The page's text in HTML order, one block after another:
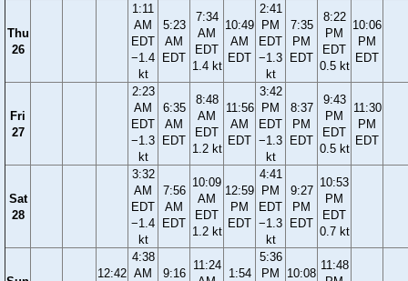
Thu
26
1:11
AM
EDT
−1.4
kt
5:23
AM
EDT
7:34
AM
EDT
1.4 kt
10:49
AM
EDT
2:41
PM
EDT
−1.3
kt
7:35
PM
EDT
8:22
PM
EDT
0.5 kt
10:06
PM
EDT
Fri
27
2:23
AM
EDT
−1.3
kt
6:35
AM
EDT
8:48
AM
EDT
1.2 kt
11:56
AM
EDT
3:42
PM
EDT
−1.3
kt
8:37
PM
EDT
9:43
PM
EDT
0.5 kt
11:30
PM
EDT
Sat
28
3:32
AM
EDT
−1.4
kt
7:56
AM
EDT
10:09
AM
EDT
1.2 kt
12:59
PM
EDT
4:41
PM
EDT
−1.3
kt
9:27
PM
EDT
10:53
PM
EDT
0.7 kt
12:42
4:38
AM
9:16
11:24
1:54
5:36
PM
10:08
11:48